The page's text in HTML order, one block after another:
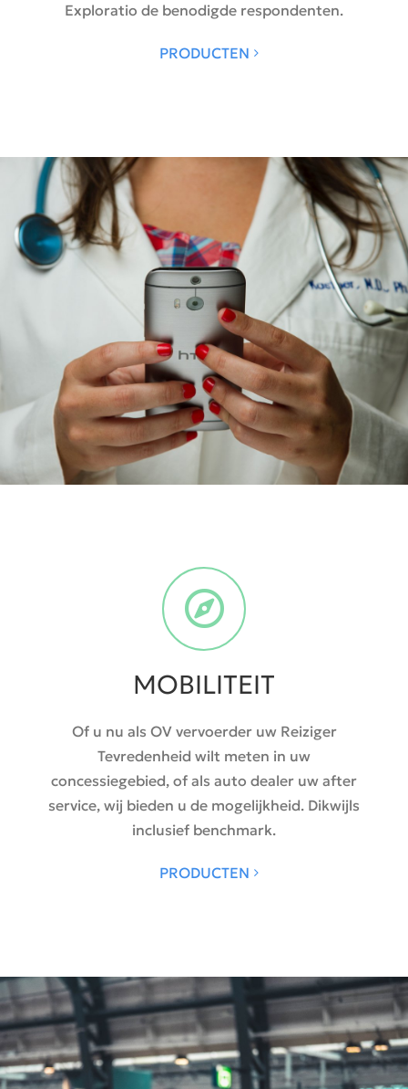
Exploratio de benodigde respondenten.
PRODUCTEN
MOBILITEIT
Of u nu als OV vervoerder uw Reiziger
Tevredenheid wilt meten in uw
concessiegebied, of als auto dealer uw after
service, wij bieden u de mogelijkheid. Dikwijls
inclusief benchmark.
PRODUCTEN